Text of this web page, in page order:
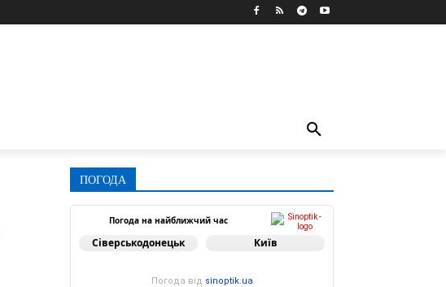
ПОГОДА
Погода на найближчий час
Сіверськодонецьк Київ
Погода від sinoptik.ua